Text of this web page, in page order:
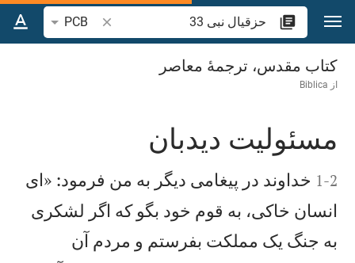
پرش به محتوا
جستجوی آیه یا
PCB
حزقيال‌ نبی‌ 33
کتاب مقدس، ترجمۀ معاصر
از Biblica

مسئوليت دیدبان

1-2
خداوند در پيغامی ديگر به من فرمود: «ای
انسان خاكی، به قوم خود بگو كه اگر لشكری
به جنگ يک مملكت بفرستم و مردم آن